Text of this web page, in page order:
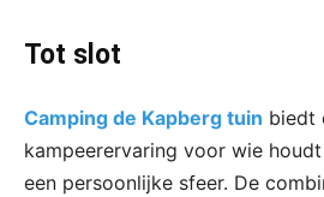
Tot slot
Camping de Kapberg tuin biedt
kampeerervaring voor wie
een persoonlijke sfeer. De